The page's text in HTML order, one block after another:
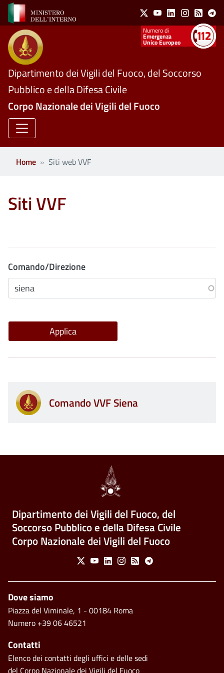
Salta al contenuto principale Social Menu
X YoutubeLinkedinInstagram
Feed
Numeri utili
Emergenza
Unico Europeo
Dipartimento dei Vigili del Fuoco, del Soccorso
Pubblico e della Difesa Civile
Corpo Nazionale dei Vigili del Fuoco
Home Siti web VVF
Siti VVF
Comando/Direzione
Comando VVF Siena
Dipartimento dei Vigili del Fuoco, del
Soccorso Pubblico e della Difesa Civile
Corpo Nazionale dei Vigili del Fuoco
Social Menu
X YoutubeLinkedinInstagram
Feed Telegram
Footer
Dove siamo
Piazza del Viminale, 1 - 00184 Roma
Numero +39 06 46521
Contatti
Elenco dei contatti degli uffici e delle sedi